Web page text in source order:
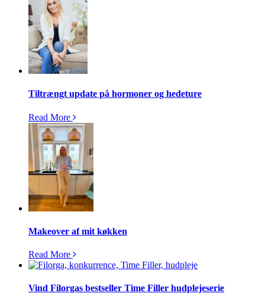
Tiltrængt update på hormoner og hedeture
Read More
Makeover af mit køkken
Read More
Vind Filorgas bestseller Time Filler hudplejeserie